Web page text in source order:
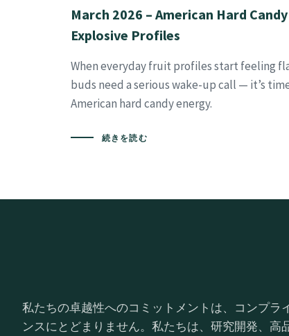
March 2026 – American Hard
Explosive Profiles
When everyday fruit profiles start feeling
buds need a serious wake-up call — it’s
American hard candy energy.
続きを読む
私たちの卓越性へのコミットメントは、コンプラ
ンスにとどまりません。私たちは、研究開発、高